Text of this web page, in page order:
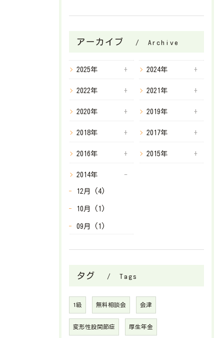
アーカイブ Archive
2025年 2024年
2022年 2021年
2020年 2019年
2018年 2017年
2016年 2015年
2014年
12月 (4)
10月 (1)
09月 (1)
タグ Tags
1級 無料相談会 会津
変形性股関節症 厚生年金